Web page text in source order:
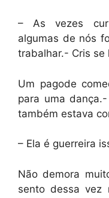
– As vezes
algumas de nós
trabalhar.- Cris se
Um pagode
para uma
também estava
– Ela é guerreira
Não demora
sento dessa vez